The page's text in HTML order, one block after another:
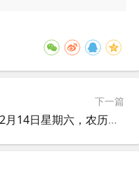
下一篇
12月14日星期六，农历冬月十四，周末愉快，平安喜乐